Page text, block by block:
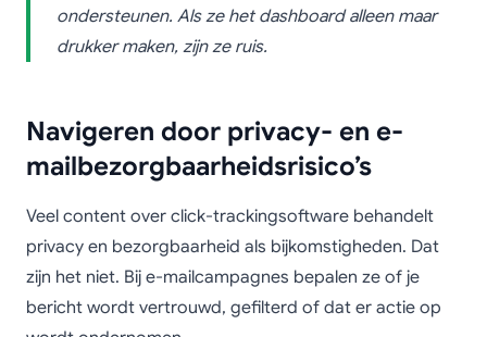
ondersteunen. Als ze het dashboard alleen maar
drukker maken, zijn ze ruis.
Navigeren door privacy- en e-
mailbezorgbaarheidsrisico’s
Veel content over click-trackingsoftware behandelt
privacy en bezorgbaarheid als bijkomstigheden. Dat
zijn het niet. Bij e-mailcampagnes bepalen ze of je
bericht wordt vertrouwd, gefilterd of dat er actie op